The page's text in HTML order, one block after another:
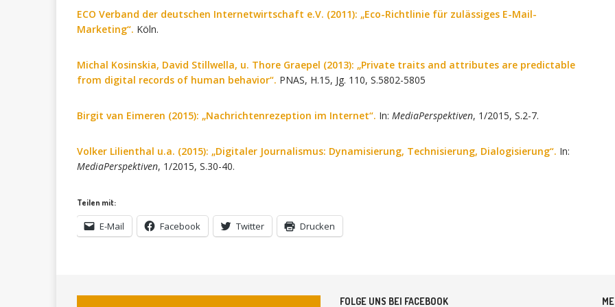
ECO Verband der deutschen Internetwirtschaft e.V. (2011): „Eco-Richtlinie für zulässiges E-Mail-
Marketing“. Köln.
Michal Kosinskia, David Stillwella, u. Thore Graepel (2013): „Private traits and attributes are predictable
from digital records of human behavior“. PNAS, H.15, Jg. 110, S.5802-5805
Birgit van Eimeren (2015): „Nachrichtenrezeption im Internet“. In: MediaPerspektiven, 1/2015, S.2-7.
Volker Lilienthal u.a. (2015): „Digitaler Journalismus: Dynamisierung, Technisierung, Dialogisierung“. In:
MediaPerspektiven, 1/2015, S.30-40.
Teilen mit:
E-Mail Facebook Twitter Drucken
FOLGE UNS BEI FACEBOOK